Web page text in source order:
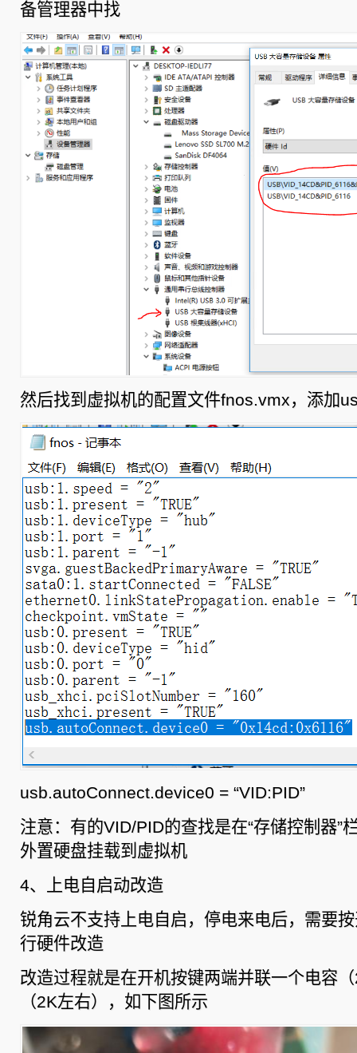
备管理器中找
然后找到虚拟机的配置文件fnos.vmx，添加
usb.autoConnect.device0 = “VID:PID”
注意：有的VID/PID的查找是在“存储控制器”
外置硬盘挂载到虚拟机
4、上电自启动改造
锐角云不支持上电自启，停电来电后，需要
行硬件改造
改造过程就是在开机按键两端并联一个电容
（2K左右），如下图所示